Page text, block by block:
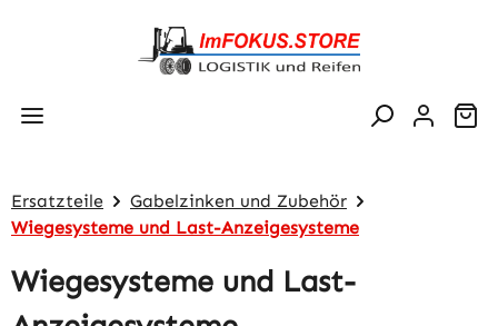
Zum Hauptinhalt springen
Ersatzteile
Gabelzinken und Zubehör
Wiegesysteme und Last-Anzeigesysteme
Wiegesysteme und Last-